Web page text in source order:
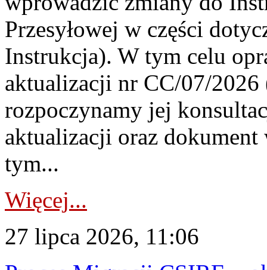
Przesyłowej w części
Instrukcja). W tym celu
aktualizacji nr CC/07/
rozpoczynamy jej
aktualizacji oraz
tym...
Więcej...
27 lipca 2026, 11:06